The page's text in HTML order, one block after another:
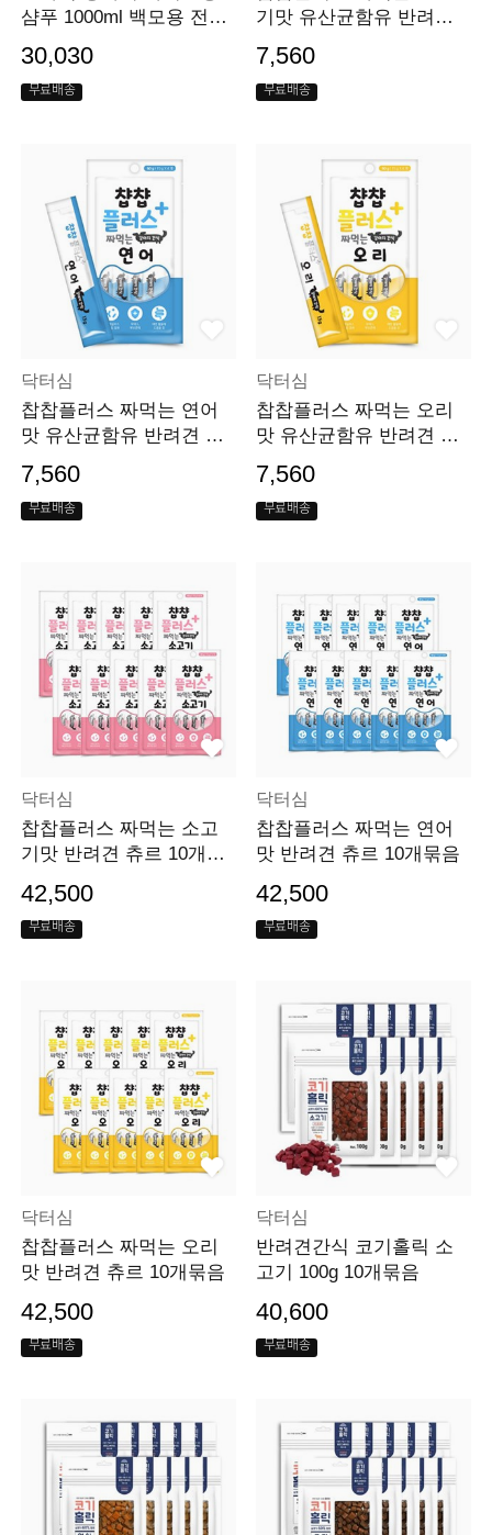
샴푸 1000ml 백모용 전견
30,030
무료배송
기맛 유산균함유 반려견
7,560
무료배송
닥터심
찹찹플러스 짜먹는 연어
맛 유산균함유 반려견 츄
르
7,560
무료배송
닥터심
찹찹플러스 짜먹는 오리
맛 유산균함유 반려견 츄
르
7,560
무료배송
닥터심
찹찹플러스 짜먹는 소고
기맛 반려견 츄르 10개묶
42,500
무료배송
닥터심
찹찹플러스 짜먹는 연어
맛 반려견 츄르 10개묶음
42,500
무료배송
닥터심
찹찹플러스 짜먹는 오리
맛 반려견 츄르 10개묶음
42,500
무료배송
닥터심
반려견간식 코기홀릭 소
고기 100g 10개묶음
40,600
무료배송